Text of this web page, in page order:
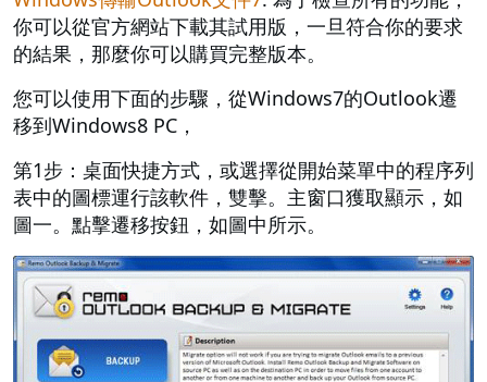
你可以從官方網站下載其試用版，一旦符合你的要求
的結果，那麼你可以購買完整版本。
您可以使用下面的步驟，從Windows7的Outlook遷
移到Windows8 PC，
第1步：桌面快捷方式，或選擇從開始菜單中的程序列
表中的圖標運行該軟件，雙擊。主窗口獲取顯示，如
圖一。點擊遷移按鈕，如圖中所示。